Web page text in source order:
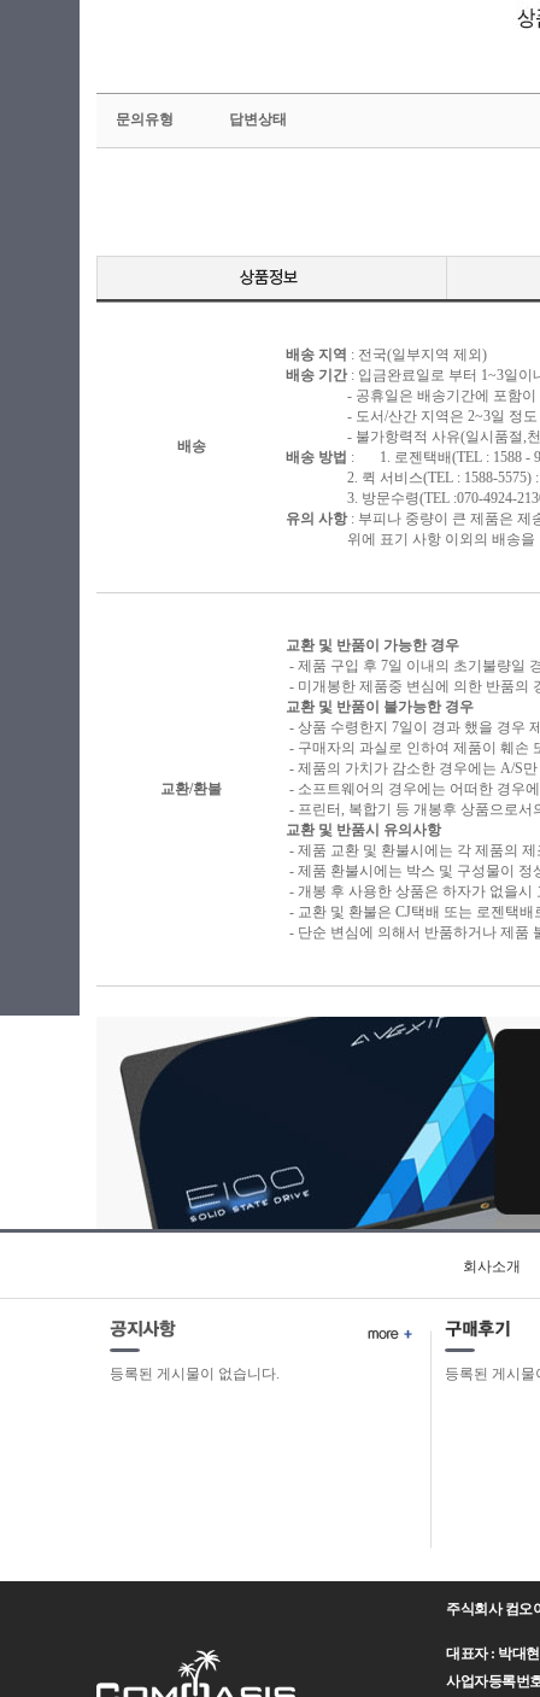
문의유형 답변상태
배송
배송 지역 : 전국(일부지역 제외)
배송 기간 : 입금완료일로 부터 1~3일이
- 공휴일은 배송기간에 포함이
- 도서/산간 지역은 2~3일 정도
- 불가항력적 사유(일시품절,천재
배송 방법 : 1. 로젠택배(TEL : 1588 -
2. 퀵 서비스(TEL : 1588-5575) :
3. 방문수령(TEL :070-4924-2130)
유의 사항: 부피나 중량이 큰 제품은 제
위에 표기 사항 이외의 배송을 원
교환/환불
교환 및 반품이 가능한 경우
- 제품 구입 후 7일 이내의 초기불량일
- 미개봉한 제품중 변심에 의한 반품의
교환 및 반품이 불가능한 경우
- 상품 수령한지 7일이 경과 했을 경우
- 구매자의 과실로 인하여 제품이 훼손
- 제품의 가치가 감소한 경우에는 A/S
- 소프트웨어의 경우에는 어떠한 경우
- 프린터, 복합기 등 개봉후 상품으로
교환 및 반품시 유의사항
- 제품 교환 및 환불시에는 각 제품의
- 제품 환불시에는 박스 및 구성물이 정
- 개봉 후 사용한 상품은 하자가 없을
- 교환 및 환불은 CJ택배 또는 로젠택
- 단순 변심에 의해서 반품하거나 제품
회사소개
등록된 게시물이 없습니다. 등록된 게시물
주식회사 컴오
대표자 : 박대
사업자등록번